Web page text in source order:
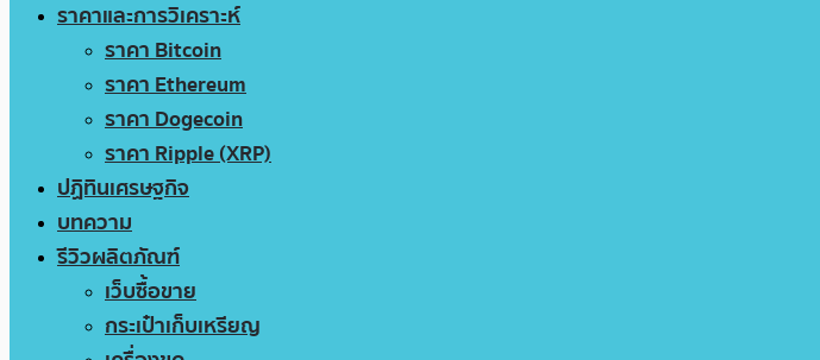
ราคาและการวิเคราะห์
ราคา Bitcoin
ราคา Ethereum
ราคา Dogecoin
ราคา Ripple (XRP)
ปฏิทินเศรษฐกิจ
บทความ
รีวิวผลิตภัณฑ์
เว็บซื้อขาย
กระเป๋าเก็บเหรียญ